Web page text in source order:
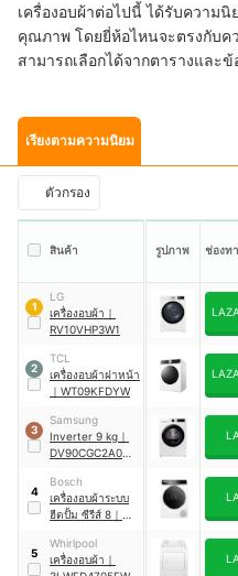
เครื่องอบผ้าต่อไปนี้ ได้รับความ
คุณภาพ โดยยี่ห้อไหนจะตรงกับ
สามารถเลือกได้จากตารางและ
เรียงตามความนิยม
ตัวกรอง
สินค้า รูปภาพ ช่องท
1
LG
เครื่องอบผ้า ｜
RV10VHP3W1
2
TCL
เครื่องอบผ้าฝาหน้า
｜ WT09KFDYW
3
Samsung
Inverter 9 kg ｜
DV90CGC2A0AE
4
Bosch
เครื่องอบผ้าระบบ
ฮีตปั้ม ซีรีส์ 8 ｜
5
Whirlpool
เครื่องอบผ้า ｜